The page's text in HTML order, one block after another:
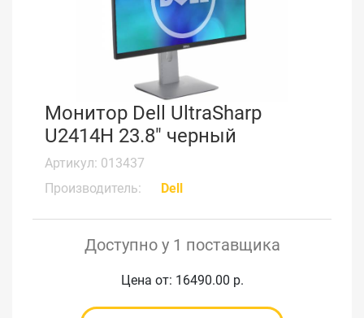
Монитор Dell UltraSharp
U2414H 23.8" черный
Артикул: 013437
Производитель:
Dell
Доступно у 1 поставщика
Цена от: 16490.00 р.